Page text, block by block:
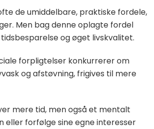
de umiddelbare, praktiske fordele,
Men bag denne oplagte fordel
og øget livskvalitet.
forpligtelser konkurrerer om
og afstøvning, frigives til mere
mere tid, men også et mentalt
forfølge sine egne interesser